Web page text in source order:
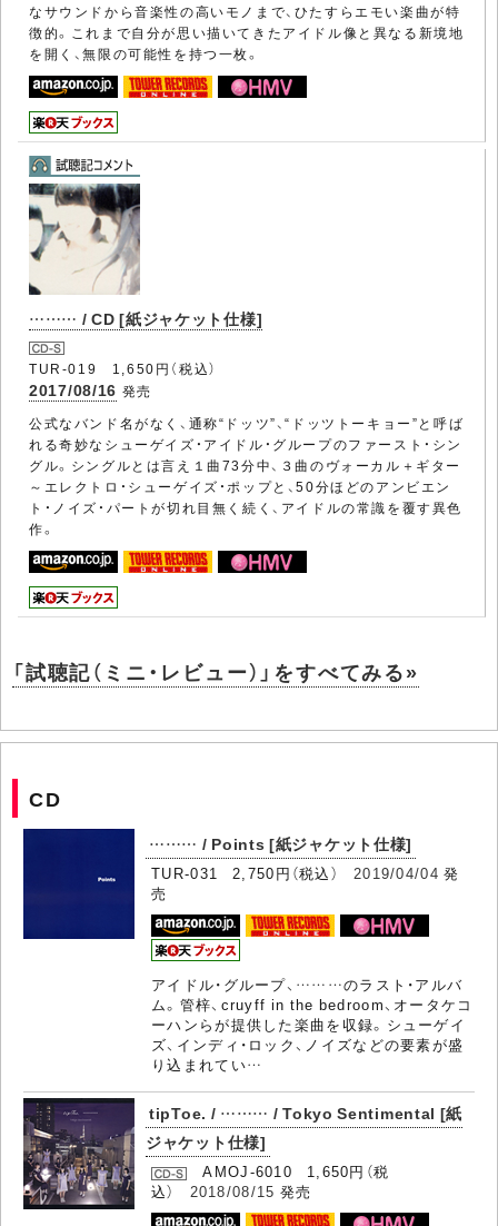
なサウンドから音楽性の高いモノまで、ひたすらエモい楽曲が特
徴的。これまで自分が思い描いてきたアイドル像と異なる新境地
を開く、無限の可能性を持つ一枚。
……… / CD [紙ジャケット仕様]
TUR-019 1,650円（税込）
2017/08/16 発売
公式なバンド名がなく、通称“ドッツ”、“ドッツトーキョー”と呼ば
れる奇妙なシューゲイズ・アイドル・グループのファースト・シン
グル。シングルとは言え１曲73分中、３曲のヴォーカル＋ギター
～エレクトロ・シューゲイズ・ポップと、50分ほどのアンビエン
ト・ノイズ・パートが切れ目無く続く、アイドルの常識を覆す異色
作。
「試聴記（ミニ・レビュー）」をすべてみる»
CD
……… / Points [紙ジャケット仕様]
TUR-031 2,750円（税込） 2019/04/04 発
売
アイドル・グループ、………のラスト・アルバ
ム。管梓、cruyff in the bedroom、オータケコ
ーハンらが提供した楽曲を収録。シューゲイ
ズ、インディ・ロック、ノイズなどの要素が盛
り込まれてい…
tipToe. / ……… / Tokyo Sentimental [紙
ジャケット仕様]
AMOJ-6010 1,650円（税
込） 2018/08/15 発売